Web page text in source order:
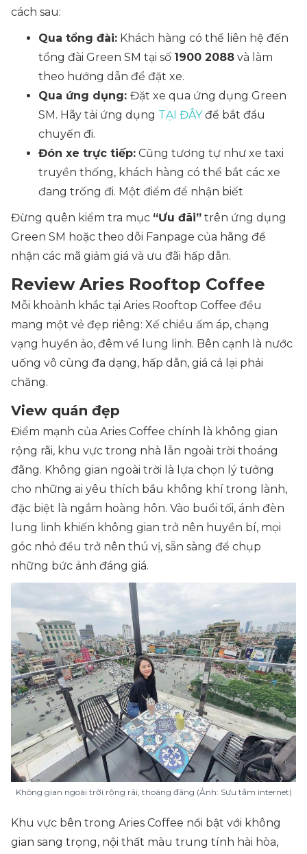
cách sau:
Qua tổng đài: Khách hàng có thể liên hệ đến
tổng đài Green SM tại số 1900 2088 và làm
theo hướng dẫn để đặt xe.
Qua ứng dụng: Đặt xe qua ứng dụng Green
SM. Hãy tải ứng dụng TẠI ĐÂYđể bắt đầu
chuyến đi.
Đón xe trực tiếp: Cũng tương tự như xe taxi
truyền thống, khách hàng có thể bắt các xe
đang trống đi. Một điểm để nhận biết
Đừng quên kiểm tra mục “Ưu đãi” trên ứng dụng
Green SM hoặc theo dõi Fanpage của hãng để
nhận các mã giảm giá và ưu đãi hấp dẫn.
Review Aries Rooftop Coffee
Mỗi khoảnh khắc tại Aries Rooftop Coffee đều
mang một vẻ đẹp riêng: Xế chiều ấm áp, chạng
vạng huyền ảo, đêm về lung linh. Bên cạnh là nước
uống vô cùng đa dạng, hấp dẫn, giá cả lại phải
chăng.
View quán đẹp
Điểm mạnh của Aries Coffee chính là không gian
rộng rãi, khu vực trong nhà lẫn ngoài trời thoáng
đãng. Không gian ngoài trời là lựa chọn lý tưởng
cho những ai yêu thích bầu không khí trong lành,
đặc biệt là ngắm hoàng hôn. Vào buổi tối, ánh đèn
lung linh khiến không gian trở nên huyền bí, mọi
góc nhỏ đều trở nên thú vị, sẵn sàng để chụp
những bức ảnh đáng giá.
Không gian ngoài trời rộng rãi, thoáng đãng (Ảnh: Sưu tầm internet)
Khu vực bên trong Aries Coffee nổi bật với không
gian sang trọng, nội thất màu trung tính hài hòa,